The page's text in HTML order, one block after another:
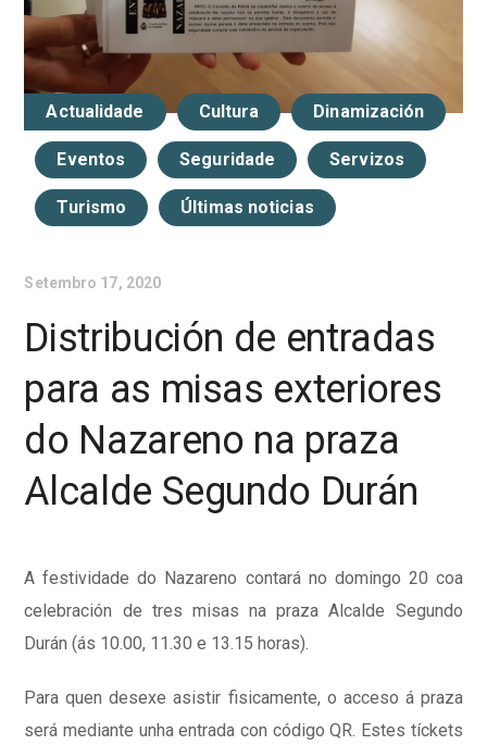
Actualidade Cultura Dinamización
Eventos Seguridade Servizos
Turismo Últimas noticias
Setembro 17, 2020
Distribución de entradas
para as misas exteriores
do Nazareno na praza
Alcalde Segundo Durán
A festividade do Nazareno contará no domingo 20 coa
celebración de tres misas na praza Alcalde Segundo
Durán (ás 10.00, 11.30 e 13.15 horas).
Para quen desexe asistir fisicamente, o acceso á praza
será mediante unha entrada con código QR. Estes tíckets